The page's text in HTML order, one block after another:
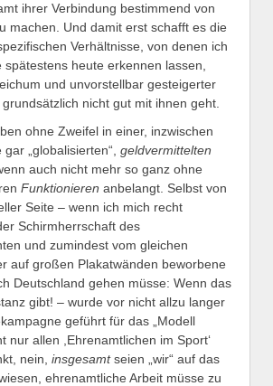
ihrer Verbindung bestimmend von
machen. Und damit erst schafft es die
Verhältnisse, von denen ich
heute erkennen lassen,
und unvorstellbar gesteigerter
nicht gut mit ihnen geht.
ohne Zweifel in einer, inzwischen
„globalisierten“, geldvermittelten
auch nicht mehr so ganz ohne
Funktionieren anbelangt. Selbst von
Seite – wenn ich mich recht
Schirmherrschaft des
und zumindest vom gleichen
auf großen Plakatwänden beworbene
Deutschland gehen müsse: Wenn das
gibt! – wurde vor nicht allzu langer
geführt für das „Modell
nur allen ,Ehrenamtlichen im Sport‘
nein, insgesamtseien „wir“ auf das
ehrenamtliche Arbeit müsse zu